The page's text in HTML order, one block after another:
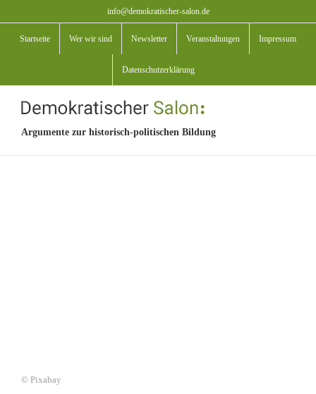
Inhalt
springen
info@demokratischer-salon.de
Startseite Wer wir sind Newsletter Veranstaltungen Impressum
Datenschutzerklärung
Argumente zur historisch-politischen Bildung
© Pixabay